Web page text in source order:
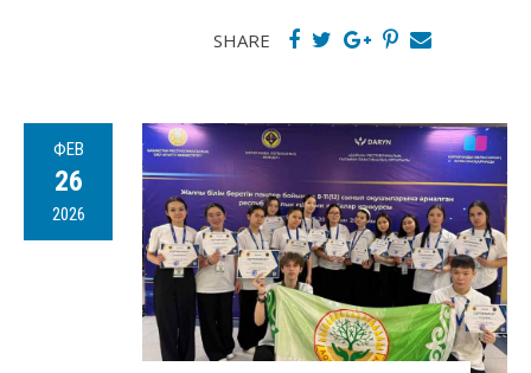
SHARE
ФЕВ
26
2026